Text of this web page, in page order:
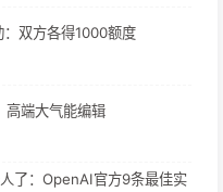
双方各得1000额度
高端大气能编辑
了：OpenAI官方9条最佳实